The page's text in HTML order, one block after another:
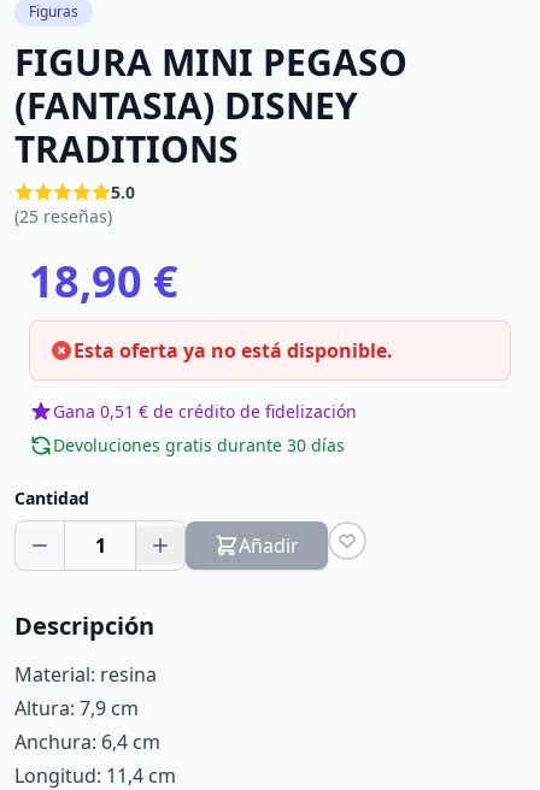
Figuras
FIGURA MINI PEGASO
(FANTASIA) DISNEY
TRADITIONS
5.0
(25 reseñas)
18,90 €
Esta oferta ya no está disponible.
Gana 0,51 € de crédito de fidelización
Devoluciones gratis durante 30 días
Cantidad
1 Añadir
Descripción
Material: resina
Altura: 7,9 cm
Anchura: 6,4 cm
Longitud: 11,4 cm